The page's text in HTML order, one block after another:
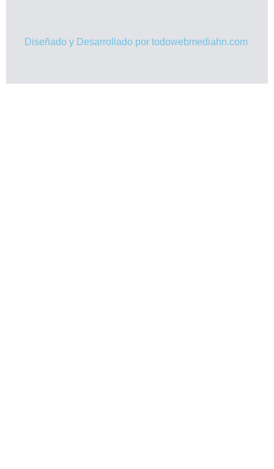
Diseñado y Desarrollado por todowebmediahn.com